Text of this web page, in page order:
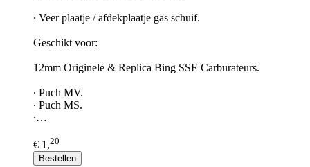
∙ Veer plaatje / afdekplaatje gas schuif.
Geschikt voor:
12mm Originele & Replica Bing SSE Carburateurs.
∙ Puch MV.
∙ Puch MS.
∙…
€ 1,20
Bestellen